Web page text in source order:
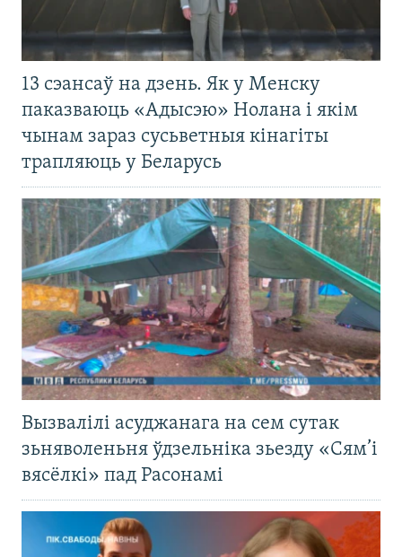
13 сэансаў на дзень. Як у Менску
паказваюць «Адысэю» Нолана і якім
чынам зараз сусьветныя кінагіты
трапляюць у Беларусь
Вызвалілі асуджанага на сем сутак
зьняволеньня ўдзельніка зьезду «Сям’і
вясёлкі» пад Расонамі